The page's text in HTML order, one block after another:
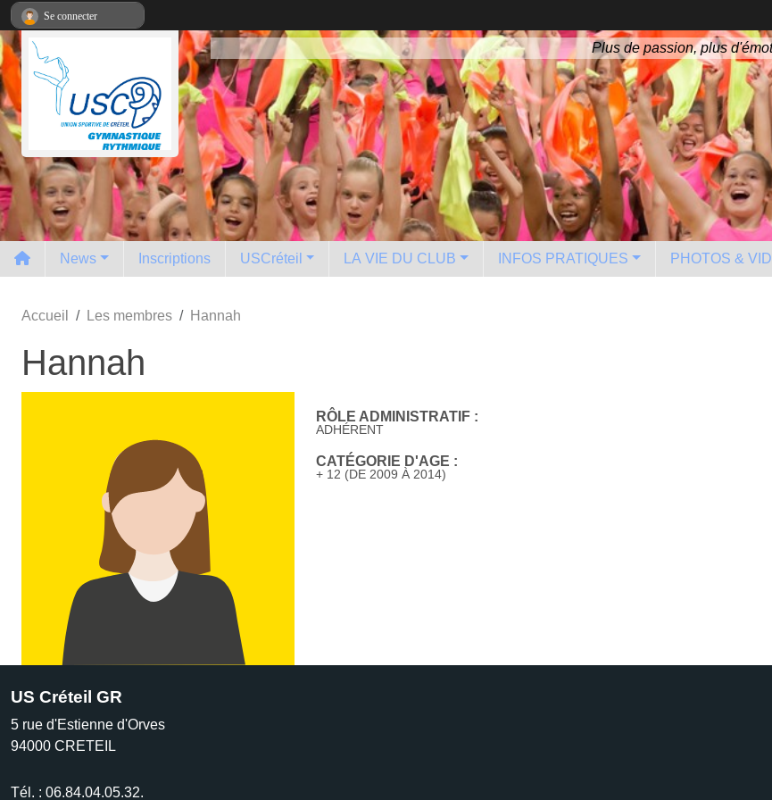
Plus de passion, plus
News Inscriptions USCréteil LA VIE DU CLUB INFOS PRATIQUES PHOTOS &
Accueil Les membres Hannah
Hannah
RÔLE ADMINISTRATIF :
ADHÉRENT
CATÉGORIE D'AGE :
+ 12 (DE 2009 À 2014)
US Créteil GR
5 rue d'Estienne d'Orves
94000 CRETEIL
Tél. : 06.84.04.05.32.
Se connecter
Panneau de gestion des cookies